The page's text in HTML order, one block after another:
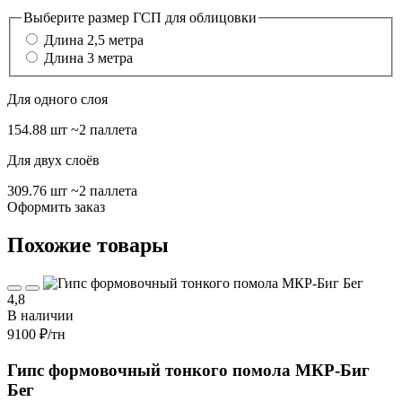
Выберите размер ГСП для облицовки
Длина 2,5 метра
Длина 3 метра
Для одного слоя
154.88 шт ~2 паллета
Для двух слоёв
309.76 шт ~2 паллета
Оформить заказ
Похожие товары
4,8
В наличии
9100 ₽/тн
Гипс формовочный тонкого помола МКР-Биг
Бег